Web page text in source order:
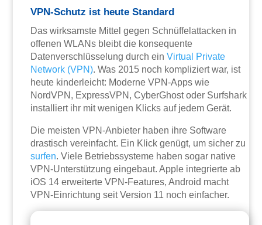
VPN-Schutz ist heute Standard
Das wirksamste Mittel gegen Schnüffelattacken in
offenen WLANs bleibt die konsequente
Datenverschlüsselung durch einVirtual Private
Network (VPN). Was 2015 noch kompliziert war, ist
heute kinderleicht: Moderne VPN-Apps wie
NordVPN, ExpressVPN, CyberGhost oder Surfshark
installiert ihr mit wenigen Klicks auf jedem Gerät.
Die meisten VPN-Anbieter haben ihre Software
drastisch vereinfacht. Ein Klick genügt, um sicher zu
surfen. Viele Betriebssysteme haben sogar native
VPN-Unterstützung eingebaut. Apple integrierte ab
iOS 14 erweiterte VPN-Features, Android macht
VPN-Einrichtung seit Version 11 noch einfacher.